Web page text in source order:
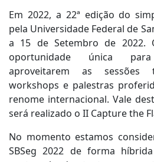
Em 2022, a 22ª edição do
pela Universidade Federal de
a 15 de Setembro de 2022.
oportunidade única
aproveitarem as sessões
workshops e palestras
renome internacional. Vale
será realizado o II Capture the
No momento estamos
SBSeg 2022 de forma